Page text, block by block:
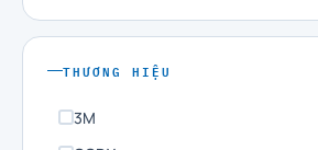
THƯƠNG HIỆU
3M